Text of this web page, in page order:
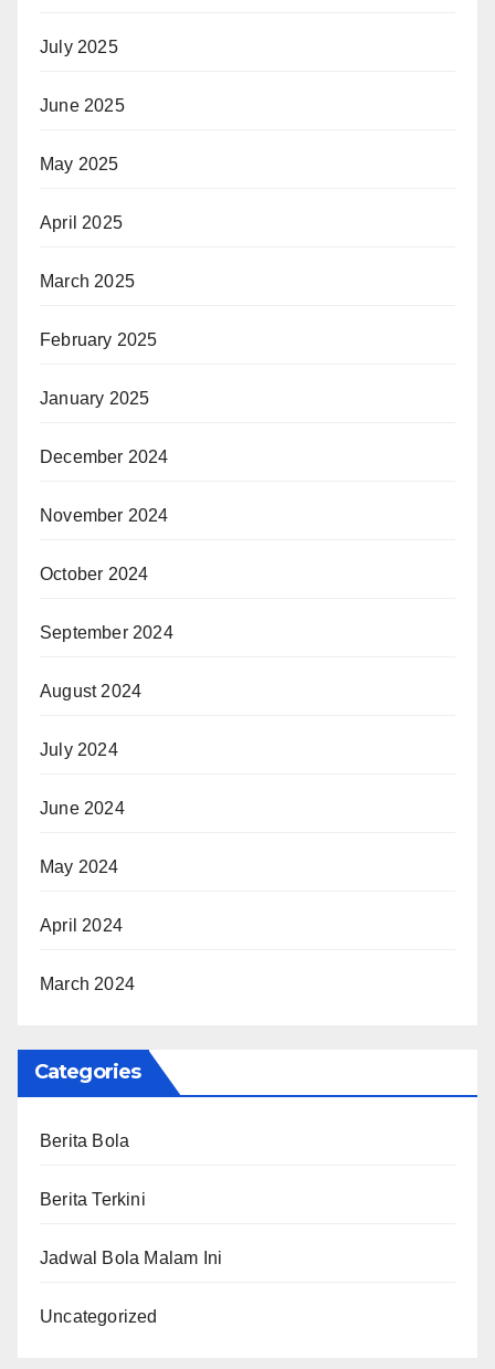
July 2025
June 2025
May 2025
April 2025
March 2025
February 2025
January 2025
December 2024
November 2024
October 2024
September 2024
August 2024
July 2024
June 2024
May 2024
April 2024
March 2024
Categories
Berita Bola
Berita Terkini
Jadwal Bola Malam Ini
Uncategorized